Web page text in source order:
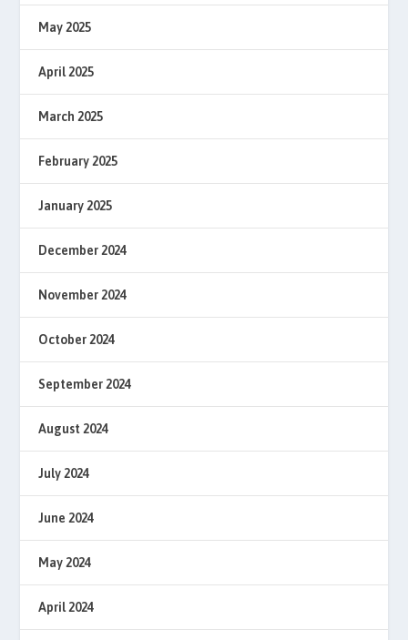
May 2025
April 2025
March 2025
February 2025
January 2025
December 2024
November 2024
October 2024
September 2024
August 2024
July 2024
June 2024
May 2024
April 2024